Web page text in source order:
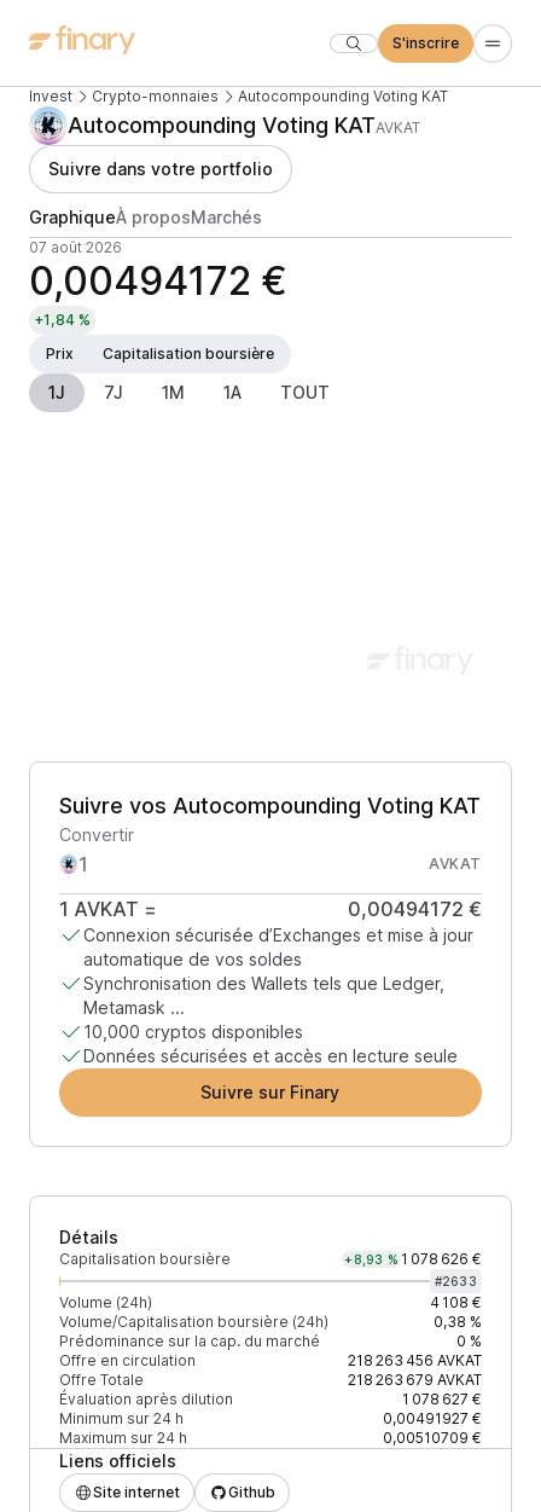
S'inscrire
Invest Crypto-monnaies Autocompounding Voting KAT
Autocompounding Voting KATAVKAT
Suivre dans votre portfolio
GraphiqueÀ proposMarchés
07 août 2026
0,00494172 €
+1,84 %
Prix
Capitalisation boursière
1J 7J 1M 1A TOUT
Suivre vos Autocompounding Voting KAT
Convertir
AVKAT
1 AVKAT = 0,00494172 €
Connexion sécurisée d’Exchanges et mise à jour
automatique de vos soldes
Synchronisation des Wallets tels que Ledger,
Metamask ...
10,000 cryptos disponibles
Données sécurisées et accès en lecture seule
Suivre sur Finary
Détails
Capitalisation boursière +8,93 % 1 078 626 €
#2633
Volume (24h)
4 108 €
Volume/Capitalisation boursière (24h)
0,38 %
Prédominance sur la cap. du marché
0 %
Offre en circulation
218 263 456 AVKAT
Offre Totale
218 263 679 AVKAT
Évaluation après dilution
1 078 627 €
Minimum sur 24 h
0,00491927 €
Maximum sur 24 h
0,00510709 €
Liens officiels
Site internet Github